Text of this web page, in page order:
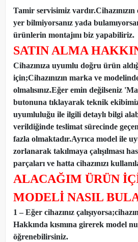
Tamir servisimiz vardır.Cihazınızın
yer bilmiyorsanız yada
ürünlerin montajını biz yapabiliriz.
SATIN ALMA
Cihazınıza uyumlu doğru ürün
için;Cihazınızın marka ve
olmalısınız.Eğer emin değilseniz
butonuna tıklayarak teknik
uyumluluğu ile ilgili detaylı bilgi
verildiğinde teslimat sürecinde
fazla olmaktadır.Ayrıca model ile
zorlanarak takılmaya çalışılması
parçaları ve hatta cihazınızı
ALACAĞIM ÜRÜN
MODELİ NASIL
1 – Eğer cihazınız
Hakkında kısmına girerek model
öğrenebilirsiniz.